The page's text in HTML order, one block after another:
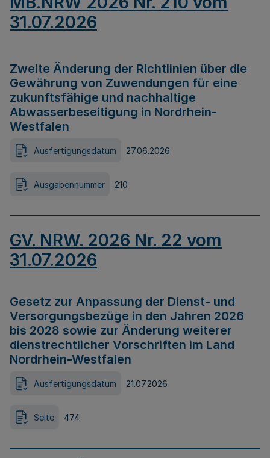
31.07.2026
Zweite Änderung der Richtlinien über die
Gewährung von Zuwendungen für eine
zukunftsfähige und nachhaltige
Abwasserbeseitigung in Nordrhein-
Westfalen
Ausfertigungsdatum 27.06.2026
Ausgabennummer 210
GV. NRW. 2026 Nr. 22 vom
31.07.2026
Gesetz zur Anpassung der Dienst- und
Versorgungsbezüge in den Jahren 2026
bis 2028 sowie zur Änderung weiterer
dienstrechtlicher Vorschriften im Land
Nordrhein-Westfalen
Ausfertigungsdatum 21.07.2026
Seite 474